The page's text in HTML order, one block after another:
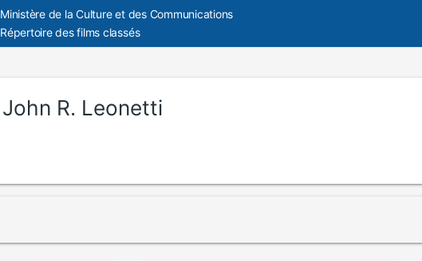
Ministère de la Culture et des Communications
Répertoire des films classés
John R. Leonetti